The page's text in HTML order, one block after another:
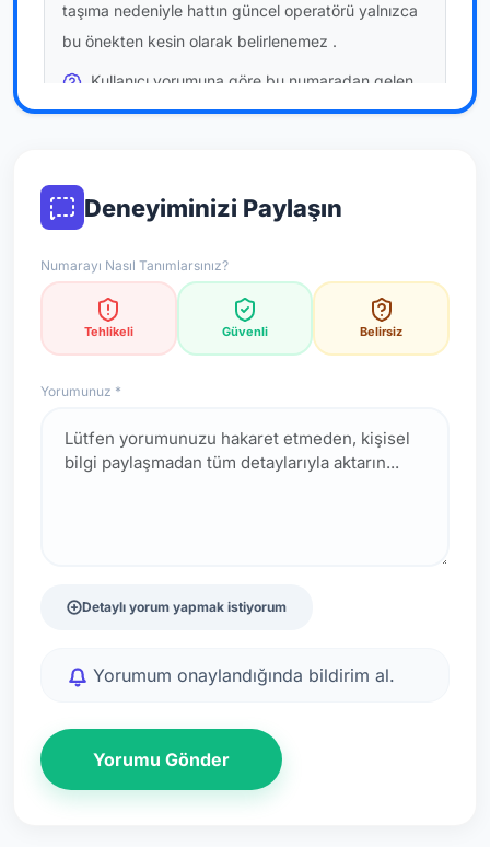
taşıma nedeniyle hattın güncel operatörü yalnızca
bu önekten kesin olarak belirlenemez .
Kullanıcı yorumuna göre bu numaradan gelen
çağrılaratemkinli yaklaşmanızönerilir; bu bir site
resmi doğrulama niteliği taşımaz.
*Not: Değerlendirmeler onaylı kullanıcı yorumlarına göre
güncellenir.
Deneyiminizi Paylaşın
Numarayı Nasıl Tanımlarsınız?
Tehlikeli Güvenli Belirsiz
Yorumunuz *
Detaylı yorum yapmak istiyorum
Yorumum onaylandığında bildirim al.
Yorumu Gönder